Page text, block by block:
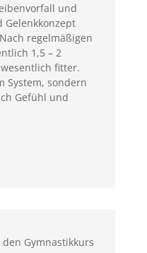
und
Gelenkkonzept
regelmäßigen
1,5 – 2
fitter.
System, sondern
Gefühl und
Gymnastikkurs